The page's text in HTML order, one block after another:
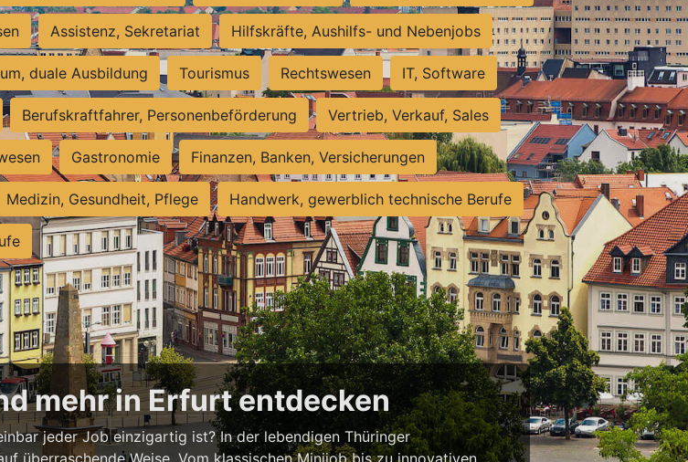
Assistenz, Sekretariat Hilfskräfte, Aushilfs- und Nebenjobs
duale Ausbildung Tourismus Rechtswesen IT, Software
Berufskraftfahrer, Personenbeförderung Vertrieb, Verkauf, Sales
Gastronomie Finanzen, Banken, Versicherungen
Medizin, Gesundheit, Pflege Handwerk, gewerblich technische Berufe
mehr in Erfurt entdecken
jeder Job einzigartig ist? In der lebendigen Thüringer